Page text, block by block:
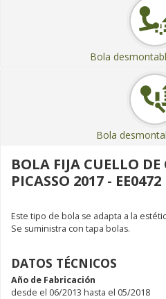
Bola
Bola
BOLA FIJA CUELLO
PICASSO 2017 - EE0472
Este tipo de bola se adapta a la
Se suministra con tapa bolas.
DATOS TÉCNICOS
Año de Fabricación
desde el 06/2013 hasta el 05/2018